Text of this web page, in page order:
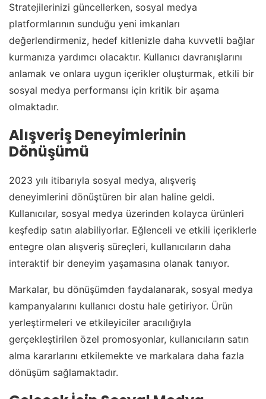
Stratejilerinizi güncellerken, sosyal medya
platformlarının sunduğu yeni imkanları
değerlendirmeniz, hedef kitlenizle daha kuvvetli bağlar
kurmanıza yardımcı olacaktır. Kullanıcı davranışlarını
anlamak ve onlara uygun içerikler oluşturmak, etkili bir
sosyal medya performansı için kritik bir aşama
olmaktadır.
Alışveriş Deneyimlerinin
Dönüşümü
2023 yılı itibarıyla sosyal medya, alışveriş
deneyimlerini dönüştüren bir alan haline geldi.
Kullanıcılar, sosyal medya üzerinden kolayca ürünleri
keşfedip satın alabiliyorlar. Eğlenceli ve etkili içeriklerle
entegre olan alışveriş süreçleri, kullanıcıların daha
interaktif bir deneyim yaşamasına olanak tanıyor.
Markalar, bu dönüşümden faydalanarak, sosyal medya
kampanyalarını kullanıcı dostu hale getiriyor. Ürün
yerleştirmeleri ve etkileyiciler aracılığıyla
gerçekleştirilen özel promosyonlar, kullanıcıların satın
alma kararlarını etkilemekte ve markalara daha fazla
dönüşüm sağlamaktadır.